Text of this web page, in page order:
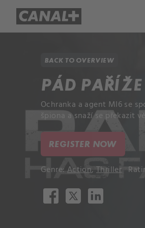
BACK TO OVERVIEW
PÁD PAŘÍŽE
Ochranka a agent MI6 se
špiona a snaží se překazit
REGISTER NOW
Genre: Action,Thriller